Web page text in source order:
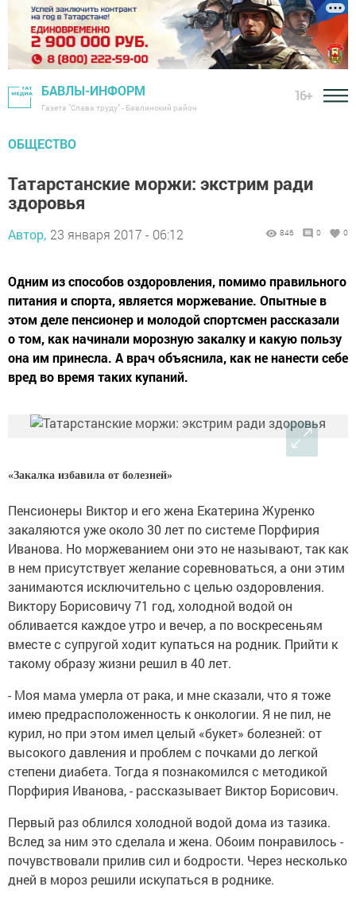
БАВЛЫ-ИНФОРМ
Газета "Слава труду" - Бавлинский район
16+
ОБЩЕСТВО
Татарстанские моржи: экстрим ради
здоровья
Автор, 23 января 2017 - 06:12 846 0 0
Одним из способов оздоровления, помимо правильного
питания и спорта, является моржевание. Опытные в
этом деле пенсионер и молодой спортсмен рассказали
о том, как начинали морозную закалку и какую пользу
она им принесла. А врач объяснила, как не нанести себе
вред во время таких купаний.
«Закалка избавила от болезней»
Пенсионеры Виктор и его жена Екатерина Журенко
закаляются уже около 30 лет по системе Порфирия
Иванова. Но моржеванием они это не называют, так как
в нем присутствует желание соревноваться, а они этим
занимаются исключительно с целью оздоровления.
Виктору Борисовичу 71 год, холодной водой он
обливается каждое утро и вечер, а по воскресеньям
вместе с супругой ходит купаться на родник. Прийти к
такому образу жизни решил в 40 лет.
- Моя мама умерла от рака, и мне сказали, что я тоже
имею предрасположенность к онкологии. Я не пил, не
курил, но при этом имел целый «букет» болезней: от
высокого давления и проблем с почками до легкой
степени диабета. Тогда я познакомился с методикой
Порфирия Иванова, - рассказывает Виктор Борисович.
Первый раз облился холодной водой дома из тазика.
Вслед за ним это сделала и жена. Обоим понравилось -
почувствовали прилив сил и бодрости. Через несколько
дней в мороз решили искупаться в роднике.